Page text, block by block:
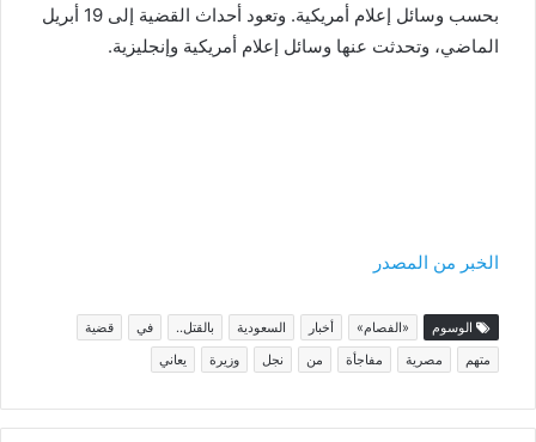
بحسب وسائل إعلام أمريكية. وتعود أحداث القضية إلى 19 أبريل
الماضي، وتحدثت عنها وسائل إعلام أمريكية وإنجليزية.
الخبر من المصدر
الوسوم «الفصام» أخبار السعودية بالقتل.. في
قضية
متهم
مصرية مفاجأة من نجل وزيرة يعاني